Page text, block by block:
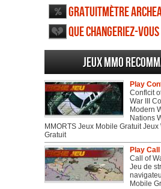
Gratuitmètre
Que changeriez-
Jeux MMO
Play
Conflcit
War III
Modern
Nations
MMORTS Jeux Mobile Gratuit Jeux
Gratuit
Play
Call of
Jeu de
Mobile